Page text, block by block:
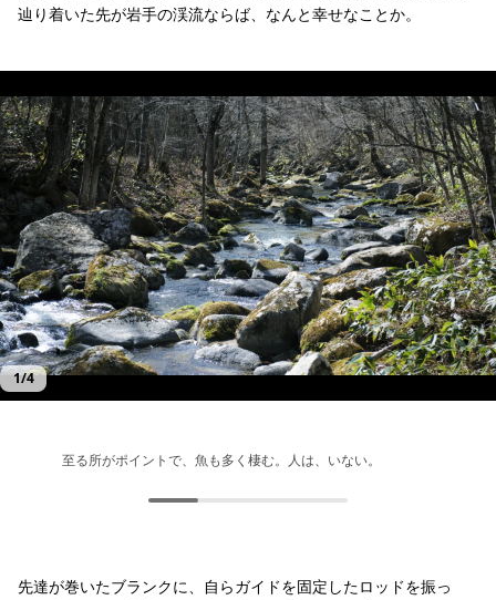
辿り着いた先が岩手の渓流ならば、なんと幸せなことか。
至る所がポイントで、魚も多く棲む。人は、いない。
石をひっくり返せば、虫も豊富。カワゲラの幼虫が這い出てきた。
じっくりと次の一手を考える、没入の時間。
どうしてこんな模様になったのだろう。見惚れるためには、また釣るしかない。
1/4
至る所がポイントで、魚も多く棲む。人は、いない。
石をひっくり返せば、虫も豊富。カワゲラの幼虫が這い出てき
じっくりと次の一手を考える、没入の時間。
どうしてこんな模様になったのだろう。見惚れるためには、ま
先達が巻いたブランクに、自らガイドを固定したロッドを振っ